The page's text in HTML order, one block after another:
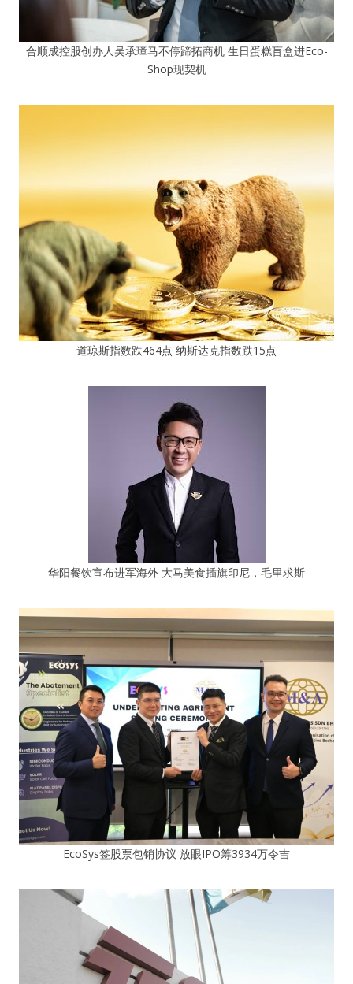
合顺成控股创办人吴承璋马不停蹄拓商机 生日蛋糕盲盒进Eco-
Shop现契机
道琼斯指数跌464点 纳斯达克指数跌15点
华阳餐饮宣布进军海外 大马美食插旗印尼，毛里求斯
EcoSys签股票包销协议 放眼IPO筹3934万令吉